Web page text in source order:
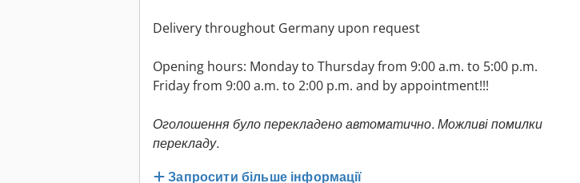
Delivery throughout Germany upon request
Opening hours: Monday to Thursday from 9:00 a.m. to 5:00 p.m.
Friday from 9:00 a.m. to 2:00 p.m. and by appointment!!!
Оголошення було перекладено автоматично. Можливі помилки
перекладу.
Запросити більше інформації